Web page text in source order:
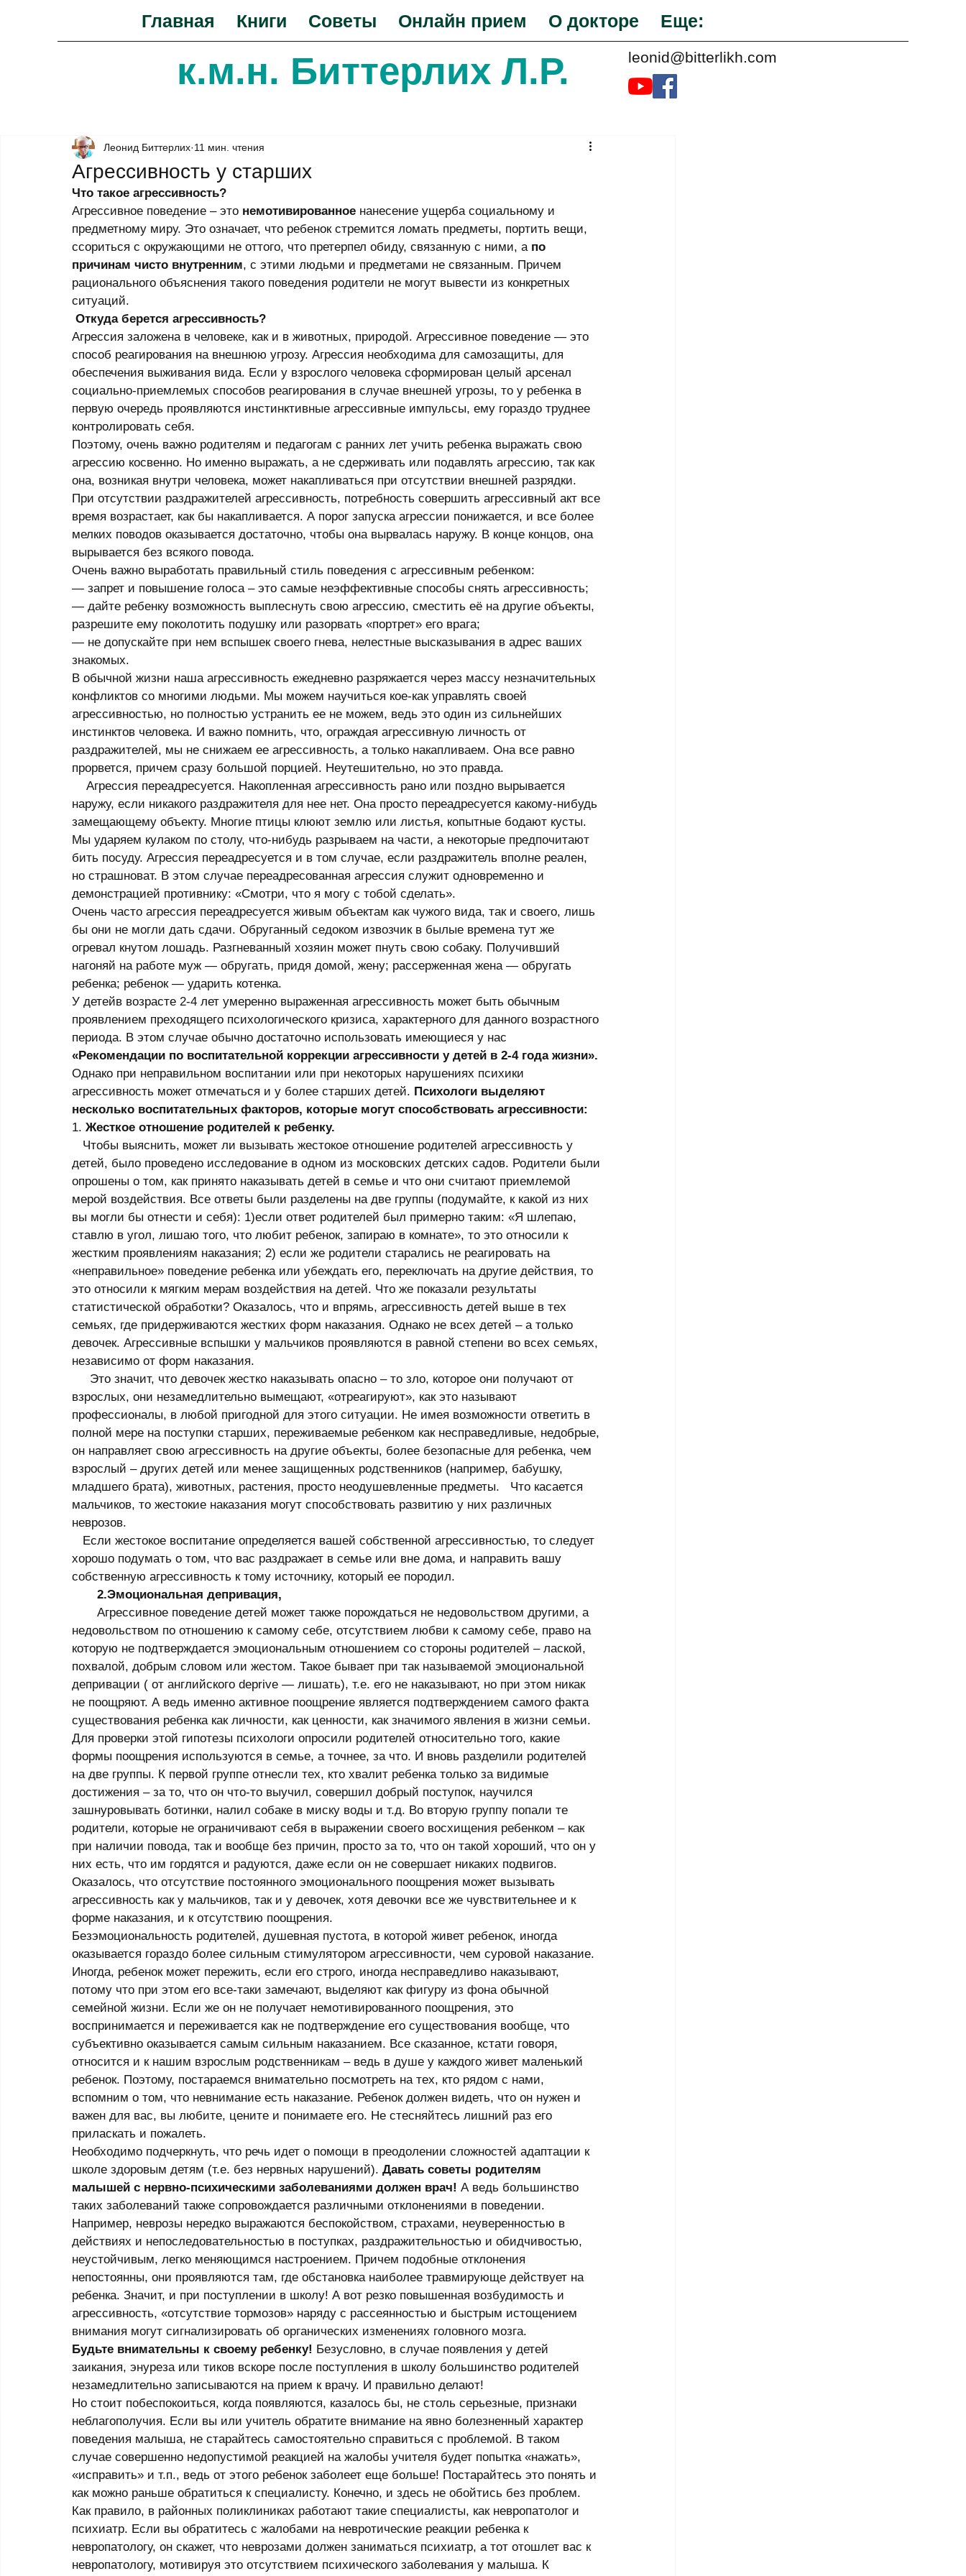
Главная Книги Советы Онлайн прием О докторе Еще:
leonid@bitterlikh.com
к.м.н. Биттерлих Л.Р.
Агрессивность у старших
Леонид Биттерлих 11 мин. чтения
Что такое агрессивность?
Агрессивное поведение – это немотивированное нанесение ущерба социальному и
предметному миру. Это означает, что ребенок стремится ломать предметы, портить вещи,
ссориться с окружающими не оттого, что претерпел обиду, связанную с ними, а по
причинам чисто внутренним, с этими людьми и предметами не связанным. Причем
рационального объяснения такого поведения родители не могут вывести из конкретных
ситуаций.
Откуда берется агрессивность?
Агрессия заложена в человеке, как и в животных, природой. Агрессивное поведение — это
способ реагирования на внешнюю угрозу. Агрессия необходима для самозащиты, для
обеспечения выживания вида. Если у взрослого человека сформирован целый арсенал
социально-приемлемых способов реагирования в случае внешней угрозы, то у ребенка в
первую очередь проявляются инстинктивные агрессивные импульсы, ему гораздо труднее
контролировать себя.
Поэтому, очень важно родителям и педагогам с ранних лет учить ребенка выражать свою
агрессию косвенно. Но именно выражать, а не сдерживать или подавлять агрессию, так как
она, возникая внутри человека, может накапливаться при отсутствии внешней разрядки.
При отсутствии раздражителей агрессивность, потребность совершить агрессивный акт все
время возрастает, как бы накапливается. А порог запуска агрессии понижается, и все более
мелких поводов оказывается достаточно, чтобы она вырвалась наружу. В конце концов, она
вырывается без всякого повода.
Очень важно выработать правильный стиль поведения с агрессивным ребенком:
— запрет и повышение голоса – это самые неэффективные способы снять агрессивность;
— дайте ребенку возможность выплеснуть свою агрессию, сместить её на другие объекты,
разрешите ему поколотить подушку или разорвать «портрет» его врага;
— не допускайте при нем вспышек своего гнева, нелестные высказывания в адрес ваших
знакомых.
В обычной жизни наша агрессивность ежедневно разряжается через массу незначительных
конфликтов со многими людьми. Мы можем научиться кое-как управлять своей
агрессивностью, но полностью устранить ее не можем, ведь это один из сильнейших
инстинктов человека. И важно помнить, что, ограждая агрессивную личность от
раздражителей, мы не снижаем ее агрессивность, а только накапливаем. Она все равно
прорвется, причем сразу большой порцией. Неутешительно, но это правда.
наружу, если никакого раздражителя для нее нет. Она просто переадресуется какому-нибудь
замещающему объекту. Многие птицы клюют землю или листья, копытные бодают кусты.
Мы ударяем кулаком по столу, что-нибудь разрываем на части, а некоторые предпочитают
бить посуду. Агрессия переадресуется и в том случае, если раздражитель вполне реален,
но страшноват. В этом случае переадресованная агрессия служит одновременно и
демонстрацией противнику: «Смотри, что я могу с тобой сделать».
Очень часто агрессия переадресуется живым объектам как чужого вида, так и своего, лишь
бы они не могли дать сдачи. Обруганный седоком извозчик в былые времена тут же
огревал кнутом лошадь. Разгневанный хозяин может пнуть свою собаку. Получивший
нагоняй на работе муж — обругать, придя домой, жену; рассерженная жена — обругать
ребенка; ребенок — ударить котенка.
У детейв возрасте 2-4 лет умеренно выраженная агрессивность может быть обычным
проявлением преходящего психологического кризиса, характерного для данного возрастного
периода. В этом случае обычно достаточно использовать имеющиеся у нас
«Рекомендации по воспитательной коррекции агрессивности у детей в 2-4 года жизни».
Однако при неправильном воспитании или при некоторых нарушениях психики
агрессивность может отмечаться и у более старших детей. Психологи выделяют
несколько воспитательных факторов, которые могут способствовать агрессивности:
1. Жесткое отношение родителей к ребенку.
детей, было проведено исследование в одном из московских детских садов. Родители были
опрошены о том, как принято наказывать детей в семье и что они считают приемлемой
мерой воздействия. Все ответы были разделены на две группы (подумайте, к какой из них
вы могли бы отнести и себя): 1)если ответ родителей был примерно таким: «Я шлепаю,
ставлю в угол, лишаю того, что любит ребенок, запираю в комнате», то это относили к
жестким проявлениям наказания; 2) если же родители старались не реагировать на
«неправильное» поведение ребенка или убеждать его, переключать на другие действия, то
это относили к мягким мерам воздействия на детей. Что же показали результаты
статистической обработки? Оказалось, что и впрямь, агрессивность детей выше в тех
семьях, где придерживаются жестких форм наказания. Однако не всех детей – а только
девочек. Агрессивные вспышки у мальчиков проявляются в равной степени во всех семьях,
независимо от форм наказания.
взрослых, они незамедлительно вымещают, «отреагируют», как это называют
профессионалы, в любой пригодной для этого ситуации. Не имея возможности ответить в
полной мере на поступки старших, переживаемые ребенком как несправедливые, недобрые,
он направляет свою агрессивность на другие объекты, более безопасные для ребенка, чем
взрослый – других детей или менее защищенных родственников (например, бабушку,
младшего брата), животных, растения, просто неодушевленные предметы.   Что касается
мальчиков, то жестокие наказания могут способствовать развитию у них различных
неврозов.
хорошо подумать о том, что вас раздражает в семье или вне дома, и направить вашу
собственную агрессивность к тому источнику, который ее породил.
       2.Эмоциональная депривация,
недовольством по отношению к самому себе, отсутствием любви к самому себе, право на
которую не подтверждается эмоциональным отношением со стороны родителей – лаской,
похвалой, добрым словом или жестом. Такое бывает при так называемой эмоциональной
депривации ( от английского deprive — лишать), т.е. его не наказывают, но при этом никак
не поощряют. А ведь именно активное поощрение является подтверждением самого факта
существования ребенка как личности, как ценности, как значимого явления в жизни семьи.
Для проверки этой гипотезы психологи опросили родителей относительно того, какие
формы поощрения используются в семье, а точнее, за что. И вновь разделили родителей
на две группы. К первой группе отнесли тех, кто хвалит ребенка только за видимые
достижения – за то, что он что-то выучил, совершил добрый поступок, научился
зашнуровывать ботинки, налил собаке в миску воды и т.д. Во вторую группу попали те
родители, которые не ограничивают себя в выражении своего восхищения ребенком – как
при наличии повода, так и вообще без причин, просто за то, что он такой хороший, что он у
них есть, что им гордятся и радуются, даже если он не совершает никаких подвигов.
Оказалось, что отсутствие постоянного эмоционального поощрения может вызывать
агрессивность как у мальчиков, так и у девочек, хотя девочки все же чувствительнее и к
форме наказания, и к отсутствию поощрения.
Безэмоциональность родителей, душевная пустота, в которой живет ребенок, иногда
оказывается гораздо более сильным стимулятором агрессивности, чем суровой наказание.
Иногда, ребенок может пережить, если его строго, иногда несправедливо наказывают,
потому что при этом его все-таки замечают, выделяют как фигуру из фона обычной
семейной жизни. Если же он не получает немотивированного поощрения, это
воспринимается и переживается как не подтверждение его существования вообще, что
субъективно оказывается самым сильным наказанием. Все сказанное, кстати говоря,
относится и к нашим взрослым родственникам – ведь в душе у каждого живет маленький
ребенок. Поэтому, постараемся внимательно посмотреть на тех, кто рядом с нами,
вспомним о том, что невнимание есть наказание. Ребенок должен видеть, что он нужен и
важен для вас, вы любите, цените и понимаете его. Не стесняйтесь лишний раз его
приласкать и пожалеть.
Необходимо подчеркнуть, что речь идет о помощи в преодолении сложностей адаптации к
школе здоровым детям (т.е. без нервных нарушений). Давать советы родителям
малышей с нервно-психическими заболеваниями должен врач! А ведь большинство
таких заболеваний также сопровождается различными отклонениями в поведении.
Например, неврозы нередко выражаются беспокойством, страхами, неуверенностью в
действиях и непоследовательностью в поступках, раздражительностью и обидчивостью,
неустойчивым, легко меняющимся настроением. Причем подобные отклонения
непостоянны, они проявляются там, где обстановка наиболее травмирующе действует на
ребенка. Значит, и при поступлении в школу! А вот резко повышенная возбудимость и
агрессивность, «отсутствие тормозов» наряду с рассеянностью и быстрым истощением
внимания могут сигнализировать об органических изменениях головного мозга.
Будьте внимательны к своему ребенку! Безусловно, в случае появления у детей
заикания, энуреза или тиков вскоре после поступления в школу большинство родителей
незамедлительно записываются на прием к врачу. И правильно делают!
Но стоит побеспокоиться, когда появляются, казалось бы, не столь серьезные, признаки
неблагополучия. Если вы или учитель обратите внимание на явно болезненный характер
поведения малыша, не старайтесь самостоятельно справиться с проблемой. В таком
случае совершенно недопустимой реакцией на жалобы учителя будет попытка «нажать»,
«исправить» и т.п., ведь от этого ребенок заболеет еще больше! Постарайтесь это понять и
как можно раньше обратиться к специалисту. Конечно, и здесь не обойтись без проблем.
Как правило, в районных поликлиниках работают такие специалисты, как невропатолог и
психиатр. Если вы обратитесь с жалобами на невротические реакции ребенка к
невропатологу, он скажет, что неврозами должен заниматься психиатр, а тот отошлет вас к
невропатологу, мотивируя это отсутствием психического заболевания у малыша. К